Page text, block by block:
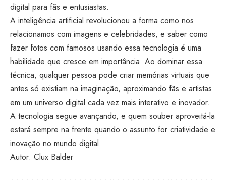
digital para fãs e entusiastas.
A inteligência artificial revolucionou a forma como nos
relacionamos com imagens e celebridades, e saber como
fazer fotos com famosos usando essa tecnologia é uma
habilidade que cresce em importância. Ao dominar essa
técnica, qualquer pessoa pode criar memórias virtuais que
antes só existiam na imaginação, aproximando fãs e artistas
em um universo digital cada vez mais interativo e inovador.
A tecnologia segue avançando, e quem souber aproveitá-la
estará sempre na frente quando o assunto for criatividade e
inovação no mundo digital.
Autor: Clux Balder